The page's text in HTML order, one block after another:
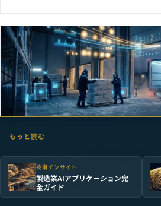
記事
コールドチェーン物流AIの完全
ングから品質予測まで——ゼロブリ
ルドチェーン管理システムの構築
もっと読む
技術インサイト
製造業AIアプリケーション完
全ガイド